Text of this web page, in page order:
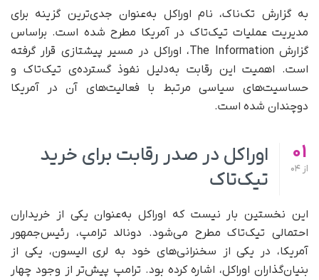
به گزارش تک‌ناک، نام اوراکل به‌عنوان جدی‌ترین گزینه برای
مدیریت عملیات تیک‌تاک در آمریکا مطرح شده است. بر‌اساس
گزارش The Information، اوراکل در مسیر پیشتازی قرار گرفته
است. اهمیت این رقابت به‌دلیل نفوذ گسترده‌ی تیک‌تاک و
حساسیت‌های سیاسی مرتبط با فعالیت‌های آن در آمریکا
دوچندان شده است.
01
از
اوراکل در صدر رقابت برای خرید
تیک‌تاک
این نخستین بار نیست که اوراکل به‌عنوان یکی از خریداران
احتمالی تیک‌تاک مطرح می‌شود. دونالد ترامپ، رئیس‌جمهور
آمریکا، در یکی از سخنرانی‌های خود به لری الیسون، یکی از
بنیان‌گذاران اوراکل، اشاره کرده بود. ترامپ پیش‌تر از وجود چهار